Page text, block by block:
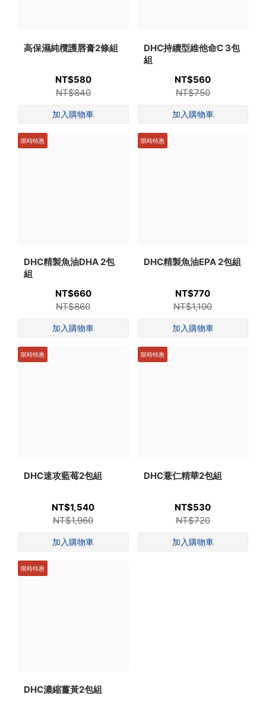
高保濕純欖護唇膏2條組
NT$580
NT$840
DHC持續型維他命C 3包
組
NT$560
NT$750
限時特惠
DHC精製魚油DHA 2包
組
NT$660
NT$860
限時特惠
DHC精製魚油EPA 2包組
NT$770
NT$1,100
限時特惠
DHC速攻藍莓2包組
NT$1,540
NT$1,960
限時特惠
DHC薏仁精華2包組
NT$530
NT$720
限時特惠
DHC濃縮薑黃2包組